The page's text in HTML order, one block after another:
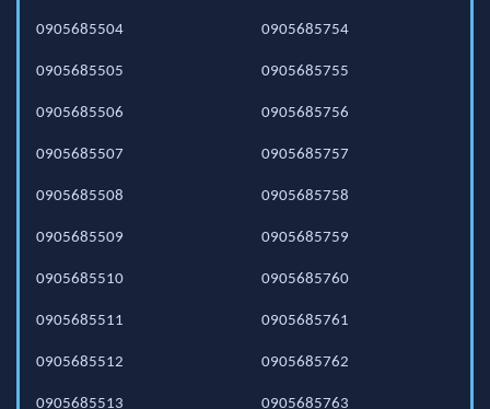
0905685504
0905685505
0905685506
0905685507
0905685508
0905685509
0905685510
0905685511
0905685512
0905685513
0905685754
0905685755
0905685756
0905685757
0905685758
0905685759
0905685760
0905685761
0905685762
0905685763